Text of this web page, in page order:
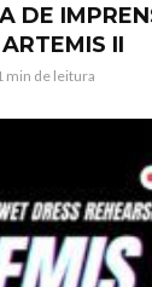
DE
II
min de leitura